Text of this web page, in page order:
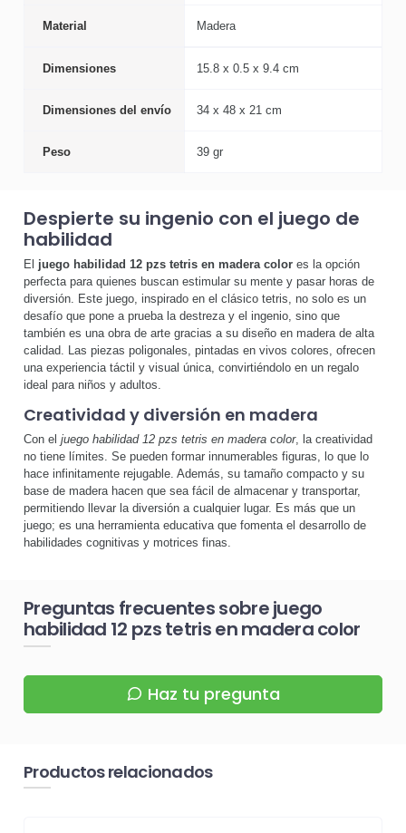
Material Madera
Dimensiones 15.8 x 0.5 x 9.4 cm
Dimensiones del envío 34 x 48 x 21 cm
Peso 39 gr
Despierte su ingenio con el juego de
habilidad
El juego habilidad 12 pzs tetris en madera color es la opción
perfecta para quienes buscan estimular su mente y pasar horas de
diversión. Este juego, inspirado en el clásico tetris, no solo es un
desafío que pone a prueba la destreza y el ingenio, sino que
también es una obra de arte gracias a su diseño en madera de alta
calidad. Las piezas poligonales, pintadas en vivos colores, ofrecen
una experiencia táctil y visual única, convirtiéndolo en un regalo
ideal para niños y adultos.
Creatividad y diversión en madera
Con el juego habilidad 12 pzs tetris en madera color, la creatividad
no tiene límites. Se pueden formar innumerables figuras, lo que lo
hace infinitamente rejugable. Además, su tamaño compacto y su
base de madera hacen que sea fácil de almacenar y transportar,
permitiendo llevar la diversión a cualquier lugar. Es más que un
juego; es una herramienta educativa que fomenta el desarrollo de
habilidades cognitivas y motrices finas.
Preguntas frecuentes sobre juego
habilidad 12 pzs tetris en madera color
Haz tu pregunta
Productos relacionados